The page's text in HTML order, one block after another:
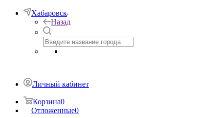
Хабаровск
Назад
Личный кабинет
Корзина0
Отложенные0